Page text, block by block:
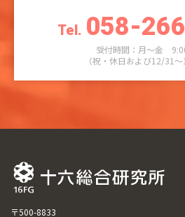
Tel. 058-
受付時間：月～金
（祝・休日および12/31～
〒500-8833